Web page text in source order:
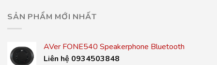
SẢN PHẨM MỚI NHẤT
AVer FONE540 Speakerphone Bluetooth
Liên hệ 0934503848